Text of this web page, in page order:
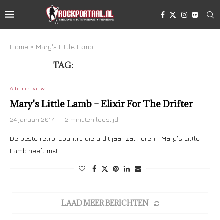
Home » Mary's Little Lamb
TAG:
Album review
Mary's Little Lamb – Elixir For The Drifter
24 januari 2017 2 minuten leestijd
De beste retro-country die u dit jaar zal horen Mary’s Little
Lamb heeft met …
LAAD MEER BERICHTEN